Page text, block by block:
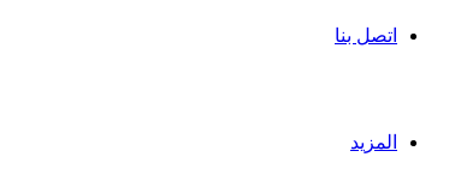
اتصل بنا
المزيد